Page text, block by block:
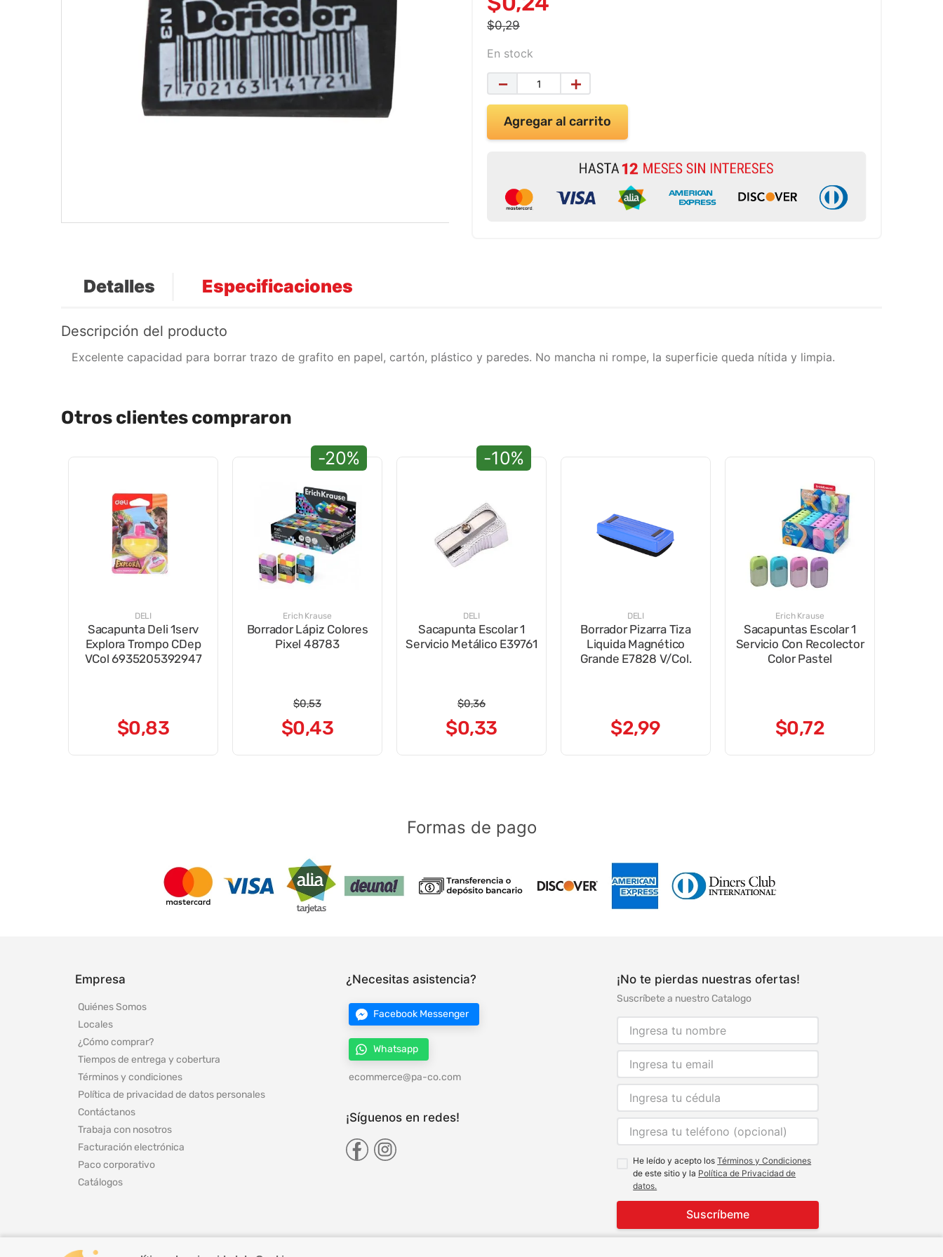
$0,29
En stock
＋
－
Agregar al carrito
Detalles Especificaciones
Descripción del producto
Excelente capacidad para borrar trazo de grafito en papel, cartón, plástico y paredes. No mancha ni rompe, la superficie queda nítida y limpia.
Otros clientes compraron
DELI
Sacapunta Deli 1serv
Explora Trompo CDep
VCol 6935205392947
$0,83
-20%
Erich Krause
Borrador Lápiz Colores
Pixel 48783
$0,53
$0,43
-10%
DELI
Sacapunta Escolar 1
Servicio Metálico E39761
$0,36
$0,33
DELI
Borrador Pizarra Tiza
Liquida Magnético
Grande E7828 V/Col.
$2,99
Erich Krause
Sacapuntas Escolar 1
Servicio Con Recolector
Color Pastel
$0,72
Formas de pago
Empresa
Quiénes Somos
Locales
¿Cómo comprar?
Tiempos de entrega y cobertura
Términos y condiciones
Política de privacidad de datos personales
Contáctanos
Trabaja con nosotros
Facturación electrónica
Paco corporativo
Catálogos
¿Necesitas asistencia?
Facebook Messenger
Whatsapp
ecommerce@pa-co.com
¡Síguenos en redes!
¡No te pierdas nuestras ofertas!
Suscríbete a nuestro Catalogo
He leído y acepto losTérminos y Condiciones
de este sitio y la Política de Privacidad de
datos.
Suscríbeme